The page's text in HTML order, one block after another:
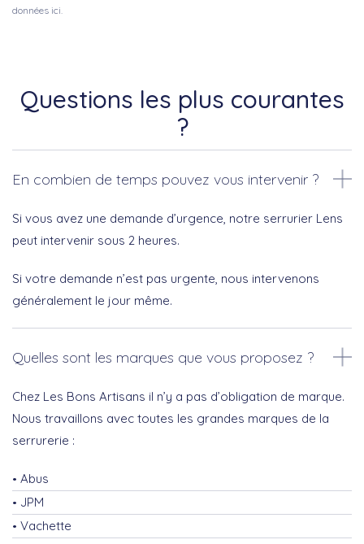
données ici.
Questions les plus courantes
?
En combien de temps pouvez vous intervenir ?
Si vous avez une demande d’urgence, notre serrurier Lens
peut intervenir sous 2 heures.
Si votre demande n’est pas urgente, nous intervenons
généralement le jour même.
Quelles sont les marques que vous proposez ?
Chez Les Bons Artisans il n’y a pas d’obligation de marque.
Nous travaillons avec toutes les grandes marques de la
serrurerie :
Abus
JPM
Vachette